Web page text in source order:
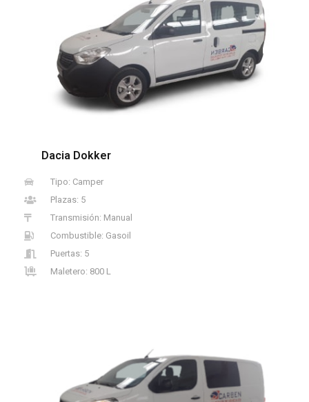
Dacia Dokker
Tipo: Camper
Plazas: 5
Transmisión: Manual
Combustible: Gasoil
Puertas: 5
Maletero: 800 L